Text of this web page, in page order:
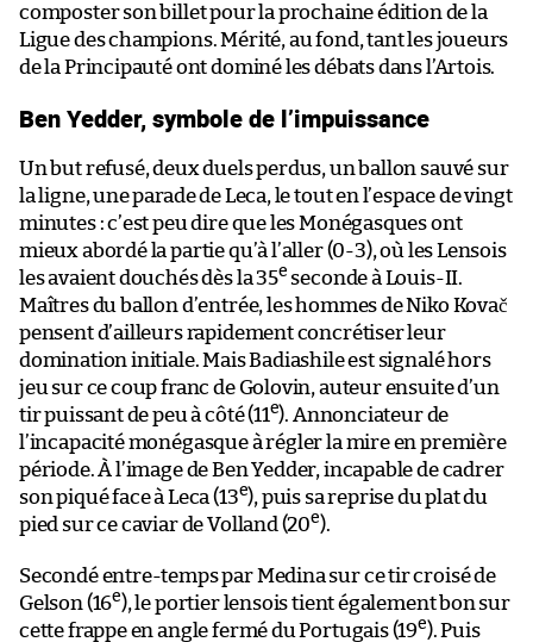
composter son billet pour la prochaine édition de la
Ligue des champions. Mérité, au fond, tant les joueurs
de la Principauté ont dominé les débats dans l’Artois.
Ben Yedder, symbole de l’impuissance
Un but refusé, deux duels perdus, un ballon sauvé sur
la ligne, une parade de Leca, le tout en l’espace de vingt
minutes : c’est peu dire que les Monégasques ont
mieux abordé la partie qu’à l’aller (0-3), où les Lensois
les avaient douchés dès la 35e seconde à Louis-II.
Maîtres du ballon d’entrée, les hommes de Niko Kovač
pensent d’ailleurs rapidement concrétiser leur
domination initiale. Mais Badiashile est signalé hors
jeu sur ce coup franc de Golovin, auteur ensuite d’un
tir puissant de peu à côté (11e). Annonciateur de
l’incapacité monégasque à régler la mire en première
période. À l’image de Ben Yedder, incapable de cadrer
son piqué face à Leca (13e), puis sa reprise du plat du
pied sur ce caviar de Volland (20e).
Secondé entre-temps par Medina sur ce tir croisé de
Gelson (16e), le portier lensois tient également bon sur
cette frappe en angle fermé du Portugais (19e). Puis